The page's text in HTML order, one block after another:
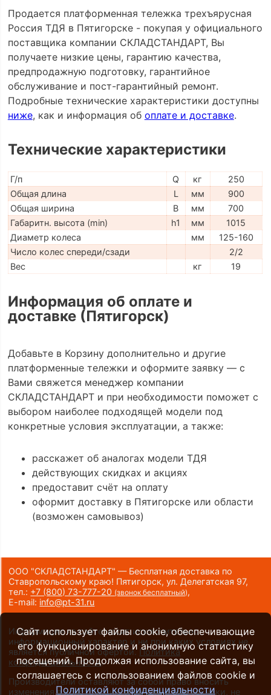
Продается платформенная тележка трехъярусная
Россия ТДЯ в Пятигорске - покупая у официального
поставщика компании СКЛАДСТАНДАРТ, Вы
получаете низкие цены, гарантию качества,
предпродажную подготовку, гарантийное
обслуживание и пост-гарантийный ремонт.
Подробные технические характеристики доступны
ниже, как и информация об оплате и доставке.
Технические характеристики
Г/п Q кг
250
Общая длина
L мм
900
Общая ширина
B мм
700
Габаритн. высота (min)
h1 мм
1015
Диаметр колеса
мм
125-160
Число колес спереди/сзади
2/2
Вес
кг 19
Информация об оплате и
доставке (Пятигорск)
Добавьте в Корзину дополнительно и другие
платформенные тележки и оформите заявку — с
Вами свяжется менеджер компании
СКЛАДСТАНДАРТ и при необходимости поможет с
выбором наиболее подходящей модели под
конкретные условия эксплуатации, а также:
расскажет об аналогах модели ТДЯ
действующих скидках и акциях
предоставит счёт на оплату
оформит доставку в Пятигорске или области
(возможен самовывоз)
ООО "СКЛАДСТАНДАРТ" — Бесплатная доставка по
Ставропольскому краю! Пятигорск, ул. Делегатская 97,
тел.: +7 (800) 73-777-20 (звонок бесплатный),
E-mail: info@pt-31.ru
Информация на сайте носит исключительно
информационный характер и ни при каких условиях не
является публичной офертой. Политика
конфиденциальности.
Производители оставляют за собой право вносить
изменения в конструкцию и внешний вид техники, не
Сайт использует файлы cookie, обеспечивающие
его функционирование и анонимную статистику
посещений. Продолжая использование сайта, вы
соглашаетесь с использованием файлов cookie и
Политикой конфиденциальности